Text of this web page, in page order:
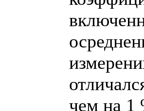
чем на 1